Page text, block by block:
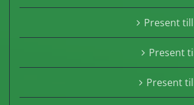
Present
Present
Present